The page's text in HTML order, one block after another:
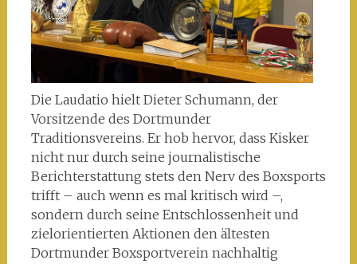
Die Laudatio hielt Dieter Schumann, der
Vorsitzende des Dortmunder
Traditionsvereins. Er hob hervor, dass Kisker
nicht nur durch seine journalistische
Berichterstattung stets den Nerv des Boxsports
trifft – auch wenn es mal kritisch wird –,
sondern durch seine Entschlossenheit und
zielorientierten Aktionen den ältesten
Dortmunder Boxsportverein nachhaltig